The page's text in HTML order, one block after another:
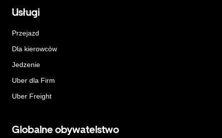
Usługi
Przejazd
Dla kierowców
Jedzenie
Uber dla Firm
Uber Freight
Globalne obywatelstwo